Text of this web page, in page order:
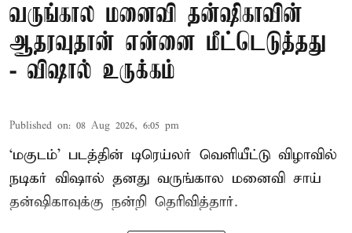
வருங்கால மனைவி தன்ஷிகாவின்
ஆதரவுதான் என்னை மீட்டெடுத்தது
- விஷால் உருக்கம்
Published on: 08 Aug 2026, 6:05 pm
‘மகுடம்’ படத்தின் டிரெய்லர் வெளியீட்டு விழாவில்
நடிகர் விஷால் தனது வருங்கால மனைவி சாய்
தன்ஷிகாவுக்கு நன்றி தெரிவித்தார்.